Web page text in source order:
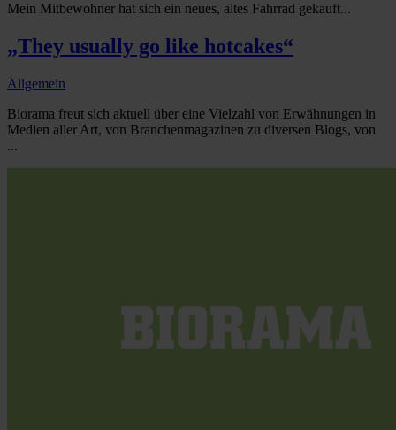
Mein Mitbewohner hat sich ein neues, altes Fahrrad gekauft...
„They usually go like hotcakes“
Allgemein
Biorama freut sich aktuell über eine Vielzahl von Erwähnungen in
Medien aller Art, von Branchenmagazinen zu diversen Blogs, von
...